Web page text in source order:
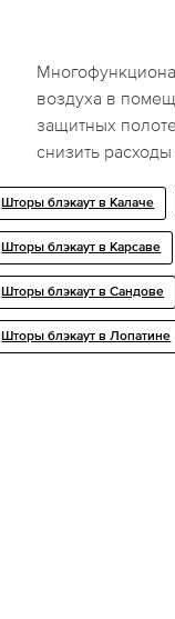
воздуха в
защитных
снизить
Шторы блэкаут в Калаче
Шторы блэкаут в Карсаве
Шторы блэкаут в Сандове
Шторы блэкаут в Лопатине